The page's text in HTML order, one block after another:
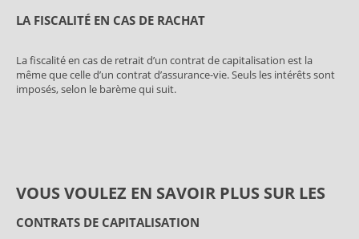
LA FISCALITÉ EN CAS DE RACHAT
La fiscalité en cas de retrait d’un contrat de capitalisation est la
même que celle d’un contrat d’assurance-vie. Seuls les intérêts sont
imposés, selon le barème qui suit.
VOUS VOULEZ EN SAVOIR PLUS SUR LES
CONTRATS DE CAPITALISATION